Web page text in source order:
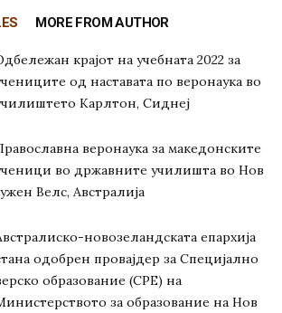
MORE FROM AUTHOR
крајот на учебната 2022 за
од наставата по веронаука во
Карлтон, Сиднеј
веронаука за македонските
во државните училишта во Нов
Велс, Австралија
новозеландската епархија
одобрен провајдер за Специјално
образование (СРЕ) на
за образование на Нов